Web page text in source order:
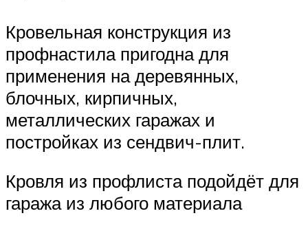
Кровельная конструкция из
профнастила пригодна для
применения на деревянных,
блочных, кирпичных,
металлических гаражах и
постройках из сендвич-плит.
Кровля из профлиста подойдёт для
гаража из любого материала